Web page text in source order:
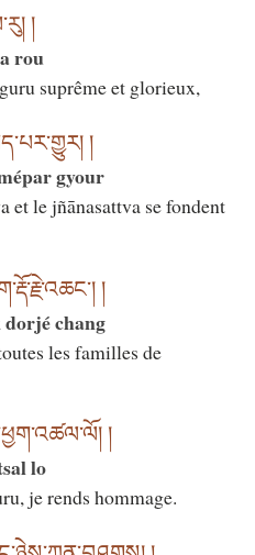
།
rou
suprême et glorieux,
།
gyour
et le jñānasattva se fondent
།
chang
les familles de
།
lo
je rends hommage.